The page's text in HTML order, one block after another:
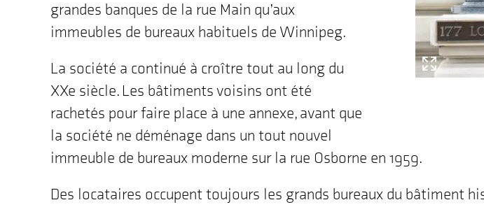
grandes banques de la rue Main qu’aux
immeubles de bureaux habituels de Winnipeg.
La société a continué à croître tout au long du
XXe siècle. Les bâtiments voisins ont été
rachetés pour faire place à une annexe, avant que
la société ne déménage dans un tout nouvel
immeuble de bureaux moderne sur la rue Osborne en 1959.
Des locataires occupent toujours les grands bureaux du bâtiment